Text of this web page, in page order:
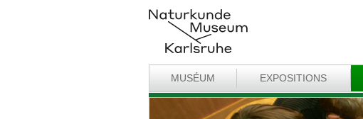
MUSÉUM EXPOSITIONS